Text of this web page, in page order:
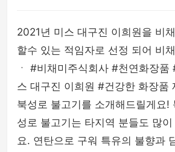
my-life
no-sql
php
2021년 미스 대구진 이희원을 비
할수 있는 적임자로 선정 되어 비
ㆍ #비채미주식회사 #천연화장품
스 대구진 이희원 #건강한 화장품
북성로 불고기를 소개해드릴게요!
성로 불고기는 타지역 분들도 많
요. 연탄으로 구워 특유의 불향과